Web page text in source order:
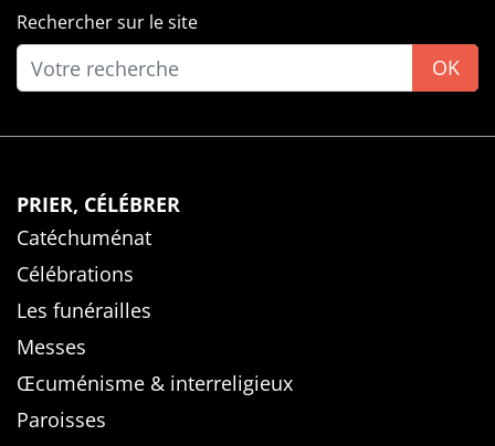
Rechercher sur le site
OK
PRIER, CÉLÉBRER
Catéchuménat
Célébrations
Les funérailles
Messes
Œcuménisme & interreligieux
Paroisses